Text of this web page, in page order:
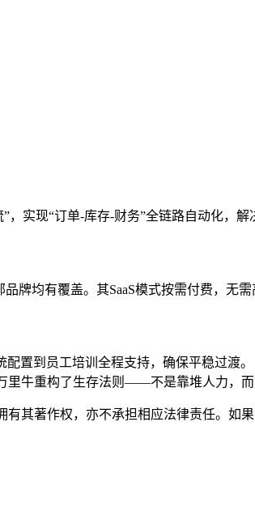
实现“订单-库存-财务”全链路自动化，解
牌均有覆盖。其SaaS模式按需付费，无需
置到员工培训全程支持，确保平稳过渡。
牛重构了生存法则——不是靠堆人力，
其著作权，亦不承担相应法律责任。如